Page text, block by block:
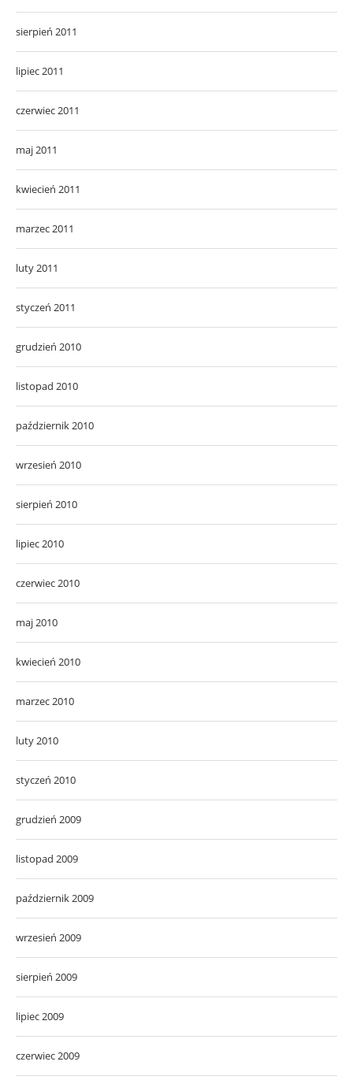
sierpień 2011
lipiec 2011
czerwiec 2011
maj 2011
kwiecień 2011
marzec 2011
luty 2011
styczeń 2011
grudzień 2010
listopad 2010
październik 2010
wrzesień 2010
sierpień 2010
lipiec 2010
czerwiec 2010
maj 2010
kwiecień 2010
marzec 2010
luty 2010
styczeń 2010
grudzień 2009
listopad 2009
październik 2009
wrzesień 2009
sierpień 2009
lipiec 2009
czerwiec 2009